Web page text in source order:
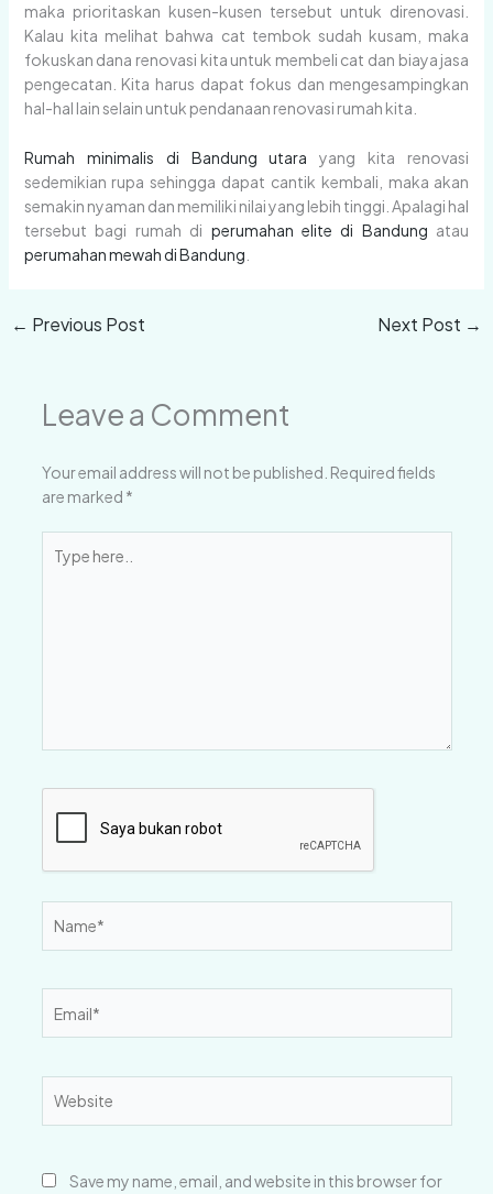
maka prioritaskan kusen-kusen tersebut untuk direnovasi.
Kalau kita melihat bahwa cat tembok sudah kusam, maka
fokuskan dana renovasi kita untuk membeli cat dan biaya jasa
pengecatan. Kita harus dapat fokus dan mengesampingkan
hal-hal lain selain untuk pendanaan renovasi rumah kita.
Rumah minimalis di Bandung utara yang kita renovasi
sedemikian rupa sehingga dapat cantik kembali, maka akan
semakin nyaman dan memiliki nilai yang lebih tinggi. Apalagi hal
tersebut bagi rumah di perumahan elite di Bandung atau
perumahan mewah di Bandung
← Previous Post Next Post →
Leave a Comment
Your email address will not be published. Required fields
are marked *
here..
Save my name, email, and website in this browser for